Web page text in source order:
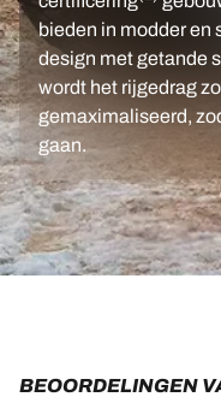
bieden in modder en
design met getande
wordt het rijgedrag
gemaximaliseerd,
gaan.
BEOORDELINGEN